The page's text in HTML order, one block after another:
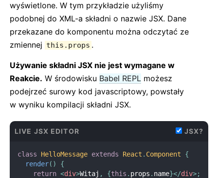
wyświetlone. W tym przykładzie użyliśmy
podobnej do XML-a składni o nazwie JSX. Dane
przekazane do komponentu można odczytać ze
zmiennej this.props .
Używanie składni JSX nie jest wymagane w
Reakcie. W środowisku Babel REPL możesz
podejrzeć surowy kod javascriptowy, powstały
w wyniku kompilacji składni JSX.
LIVE JSX EDITOR JSX?
class HelloMessage extends React . Component
{
render( )
{
return <div>Witaj , {this . props . name}</div>;